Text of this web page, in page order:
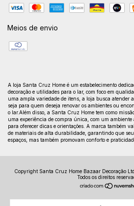
Meios de envio
A loja Santa Cruz Home é um estabelecimento
decoração e utilidades para o lar, com foco em
uma ampla variedade de itens, a loja busca atender
seja para quem deseja renovar os ambientes ou
o lar.Além disso, a Santa Cruz Home tem como
uma experiência de compra única, com um ambiente
para oferecer dicas e orientações. A marca também
de materiais de alta durabilidade, garantindo que
espaços, mas também promovam conforto e
Copyright Santa Cruz Home Bazaar Decoração
Todos os direitos